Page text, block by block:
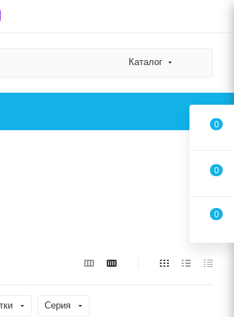
Каталог
Серия
0
0
0